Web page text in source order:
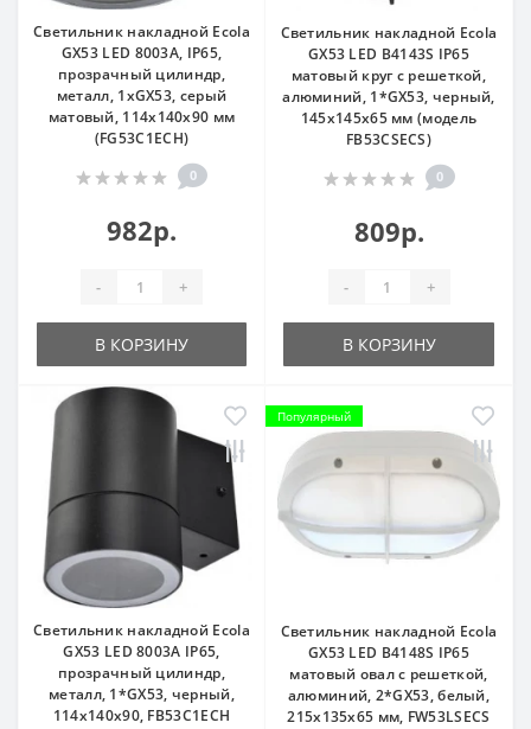
Светильник накладной Ecola
GX53 LED 8003A, IP65,
прозрачный цилиндр,
металл, 1xGX53, серый
матовый, 114x140x90 мм
(FG53C1ECH)
0
982р.
- +
В КОРЗИНУ
Светильник накладной Ecola
GX53 LED B4143S IP65
матовый круг с решеткой,
алюминий, 1*GX53, черный,
145x145x65 мм (модель
FB53CSECS)
0
809р.
- +
В КОРЗИНУ
Светильник накладной Ecola
GX53 LED 8003A IP65,
прозрачный цилиндр,
металл, 1*GX53, черный,
114x140x90, FB53C1ECH
Популярный
Светильник накладной Ecola
GX53 LED B4148S IP65
матовый овал с решеткой,
алюминий, 2*GX53, белый,
215x135x65 мм, FW53LSECS